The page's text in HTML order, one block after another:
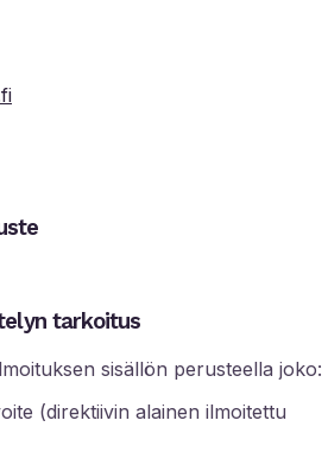
tarkoitus
sisällön perusteella joko:
(direktiivin alainen ilmoitettu